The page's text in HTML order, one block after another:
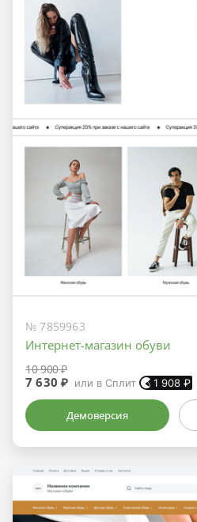
№ 7859963
Интернет-магазин обуви
10 900 ₽
7 630 ₽ или в Сплит 1 908 ₽
Демоверсия